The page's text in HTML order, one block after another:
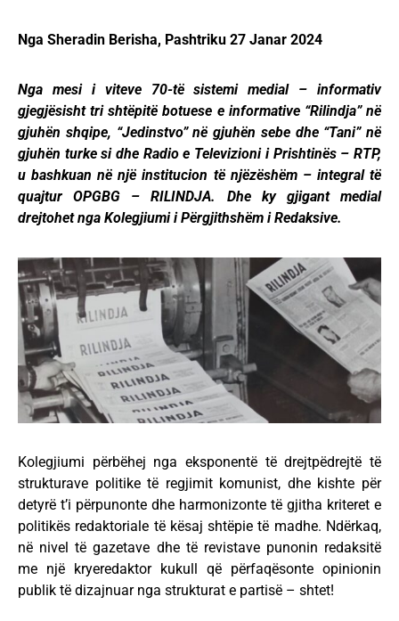
Nga Sheradin Berisha, Pashtriku 27 Janar 2024
Nga mesi i viteve 70-të sistemi medial – informativ
gjegjësisht tri shtëpitë botuese e informative “Rilindja” në
gjuhën shqipe, “Jedinstvo” në gjuhën sebe dhe “Tani” në
gjuhën turke si dhe Radio e Televizioni i Prishtinës – RTP,
u bashkuan në një institucion të njëzëshëm – integral të
quajtur OPGBG – RILINDJA. Dhe ky gjigant medial
drejtohet nga Kolegjiumi i Përgjithshëm i Redaksive.
Kolegjiumi përbëhej nga eksponentë të drejtpëdrejtë të
strukturave politike të regjimit komunist, dhe kishte për
detyrë t’i përpunonte dhe harmonizonte të gjitha kriteret e
politikës redaktoriale të kësaj shtëpie të madhe. Ndërkaq,
në nivel të gazetave dhe të revistave punonin redaksitë
me një kryeredaktor kukull që përfaqësonte opinionin
publik të dizajnuar nga strukturat e partisë – shtet!